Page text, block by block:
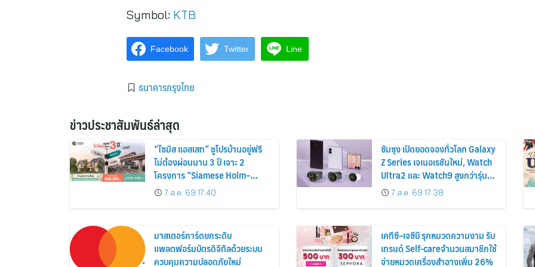
Symbol: KTB
Facebook Twitter Line
ธนาคารกรุงไทย
ข่าวประชาสัมพันธ์ล่าสุด
“ไซมิส แอสเสท” ชูโปรบ้านอยู่ฟรี
ไม่ต้องผ่อนนาน 3 ปี เจาะ 2
โครงการ “Siamese Holm–
Siamese Blossom” พร้อม
ส่วนลดและสิทธิพิเศษถึง 31
7 ส.ค. 69 17:40
ซัมซุง เปิดยอดจองทั่วโลก Galaxy
Z Series เจเนอเรชันใหม่, Watch
Ultra2 และ Watch9 สูงกว่ารุ่น
ก่อนหน้ากว่า 30%
7 ส.ค. 69 17:38
มาสเตอร์การ์ดยกระดับ
แพลตฟอร์มบัตรดิจิทัลด้วยระบบ
ควบคุมความปลอดภัยใหม่
เคทีซี–เจซีบี รุกหมวดความงาม รับ
เทรนด์ Self-careจำนวนสมาชิกใช้
จ่ายหมวดเครื่องสำอางเพิ่ม 26%